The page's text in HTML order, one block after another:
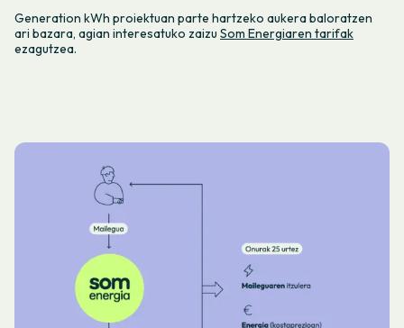
Generation kWh proiektuan parte hartzeko aukera baloratzen
ari bazara, agian interesatuko zaizu Som Energiaren tarifak
ezagutzea.